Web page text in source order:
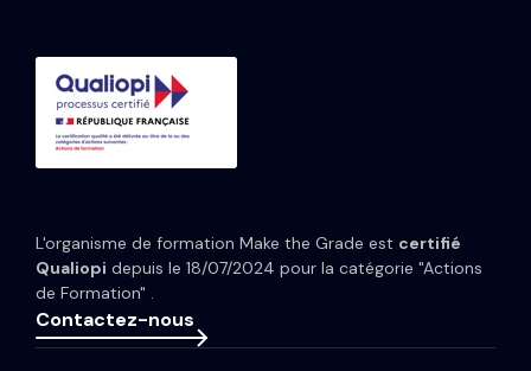
HubSpot Data Hub
Tarifs HubSpot
Études de cas
Portfolio
Espace presse
Glossaire
L'organisme de formation Make the Grade est certifié
Qualiopi depuis le 18/07/2024 pour la catégorie "Actions
de Formation" .
Contactez-nous